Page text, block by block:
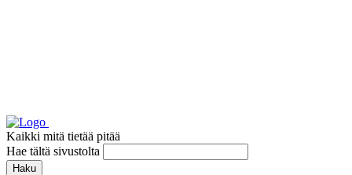
Kaikki mitä tietää pitää
Hae tältä sivustolta
Haku